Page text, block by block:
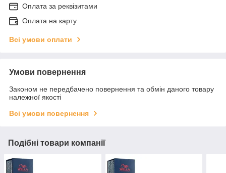
Оплата за реквізитами
Оплата на карту
Всі умови оплати
Умови повернення
Законом не передбачено повернення та обмін даного товару
належної якості
Всі умови повернення
Подібні товари компанії